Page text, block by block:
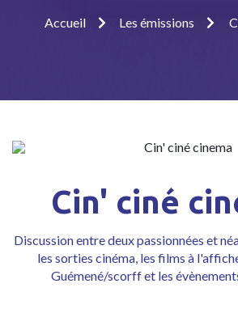
Accueil Les émissions
Cin' ciné
Discussion entre deux passionnées et
les sorties cinéma, les films à
Guémené/scorff et les